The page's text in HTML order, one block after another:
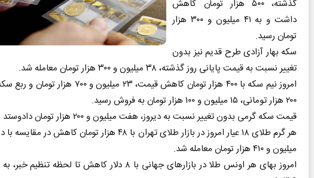
گذشته، ۵۰۰ هزار تومان کاهش
داشت و به ۴۱ میلیون و ۳۰۰ هزار
تومان رسید.
سکه بهار آزادی طرح قدیم نیز بدون
تغییر نسبت به قیمت پایانی روز گذشته، ۳۸ میلیون و ۳۰۰ هزار تومان معامله شد.
امروز نیم سکه با ۴۰۰ هزار تومان کاهش قیمت، ۲۳ میلیون و ۷۰۰
۲۰۰ هزار تومانی، ۱۵ میلیون و ۱۰۰ هزار تومان به فروش رسید.
قیمت سکه گرمی بدون تغییر نسبت به دیروز، هفت میلیون و ۲۰۰ هزار تومان دادوستد شد.
هر گرم طلای ۱۸ عیار امروز در بازار طلای تهران با ۴۸ هزار تومان کاهش در
میلیون و ۴۱۰ هزار تومان معامله شد.